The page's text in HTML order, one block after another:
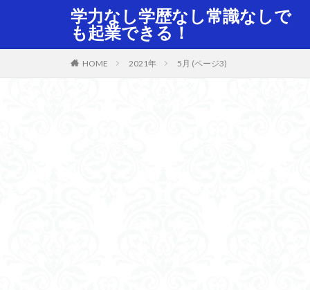
学力なし学歴なし常識なしで
も起業できる！
HOME 2021年 5月 (ページ3)